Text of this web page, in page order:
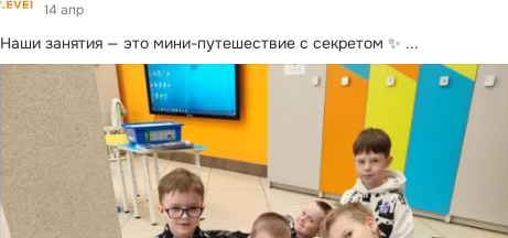
14 апр
Наши занятия — это мини-путешествие с секретом ✨ ...